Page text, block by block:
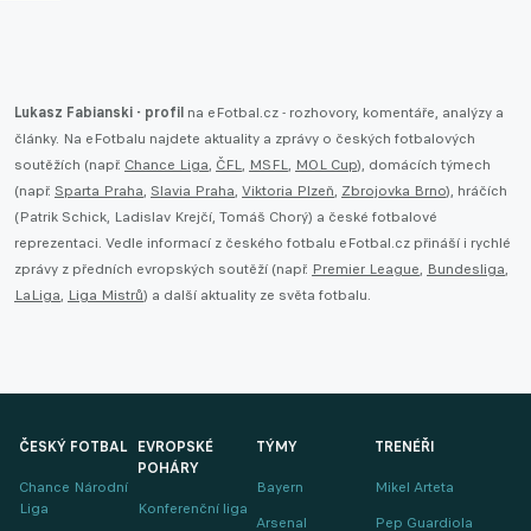
Lukasz Fabianski - profil na eFotbal.cz - rozhovory, komentáře, analýzy a
články. Na eFotbalu najdete aktuality a zprávy o českých fotbalových
soutěžích (např. Chance Liga, ČFL, MSFL, MOL Cup), domácích týmech
(např. Sparta Praha, Slavia Praha, Viktoria Plzeň, Zbrojovka Brno), hráčích
(Patrik Schick, Ladislav Krejčí, Tomáš Chorý) a české fotbalové
reprezentaci. Vedle informací z českého fotbalu eFotbal.cz přináší i rychlé
zprávy z předních evropských soutěží (např. Premier League, Bundesliga,
LaLiga, Liga Mistrů) a další aktuality ze světa fotbalu.
ČESKÝ FOTBAL
Chance Národní
Liga
EVROPSKÉ
POHÁRY
Konferenční liga
TÝMY
Bayern
Arsenal
TRENÉŘI
Mikel Arteta
Pep Guardiola